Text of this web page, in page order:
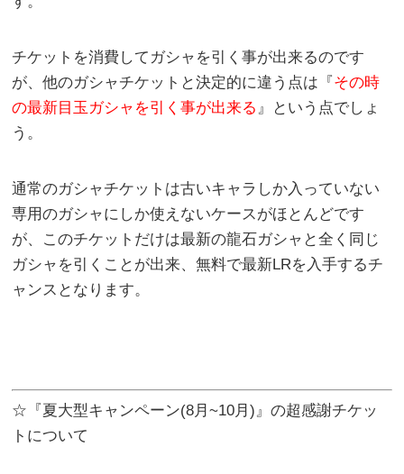
チケットを消費してガシャを引く事が出来るのです
が、他のガシャチケットと決定的に違う点は『その時
の最新目玉ガシャを引く事が出来る 』という点でしょ
う。
通常のガシャチケットは古いキャラしか入っていない
専用のガシャにしか使えないケースがほとんどです
が、このチケットだけは最新の龍石ガシャと全く同じ
ガシャを引くことが出来、無料で最新LRを入手するチ
ャンスとなります。
☆『夏大型キャンペーン(8月~10月)』の超感謝チケッ
トについて